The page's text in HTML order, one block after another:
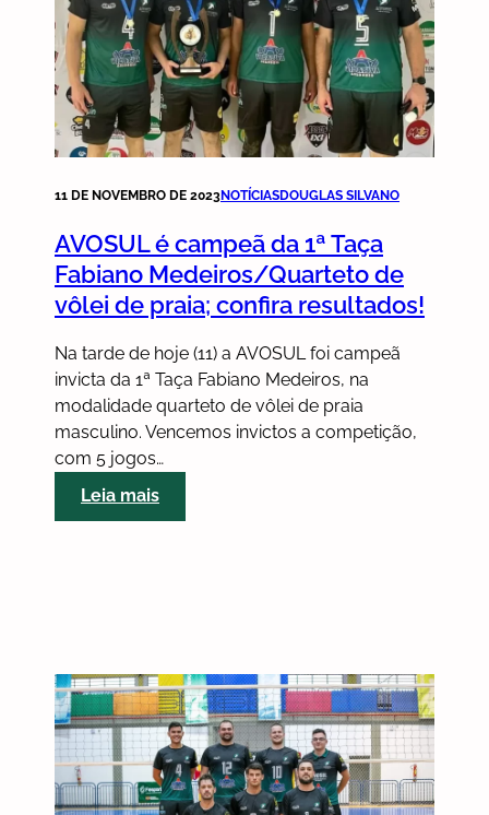
11 DE NOVEMBRO DE 2023NOTÍCIASDOUGLAS SILVANO
AVOSUL é campeã da 1ª Taça
Fabiano Medeiros/Quarteto de
vôlei de praia; confira resultados!
Na tarde de hoje (11) a AVOSUL foi campeã
invicta da 1ª Taça Fabiano Medeiros, na
modalidade quarteto de vôlei de praia
masculino. Vencemos invictos a competição,
com 5 jogos…
Leia mais:
AVOSUL
Fabiano
Medeiros/Quarteto
de
vôlei
de
praia;